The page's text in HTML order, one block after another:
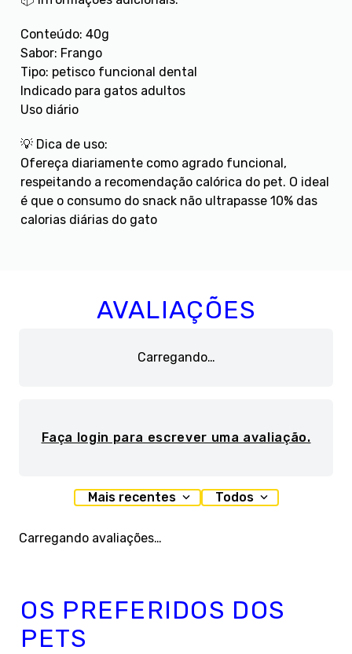
Conteúdo: 40g
Sabor: Frango
Tipo: petisco funcional dental
Indicado para gatos adultos
Uso diário
💡 Dica de uso:
Ofereça diariamente como agrado funcional,
respeitando a recomendação calórica do pet. O ideal
é que o consumo do snack não ultrapasse 10% das
calorias diárias do gato
AVALIAÇÕES
Carregando…
Faça login para escrever uma avaliação.
Mais recentes Todos
Carregando avaliações…
OS PREFERIDOS DOS
PETS